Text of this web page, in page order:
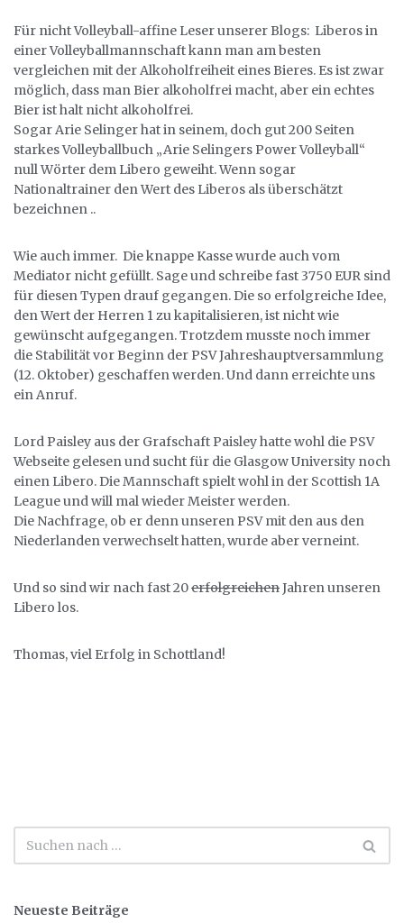
Für nicht Volleyball-affine Leser unserer Blogs: Liberos in
einer Volleyballmannschaft kann man am besten
vergleichen mit der Alkoholfreiheit eines Bieres. Es ist zwar
möglich, dass man Bier alkoholfrei macht, aber ein echtes
Bier ist halt nicht alkoholfrei.
Sogar Arie Selinger hat in seinem, doch gut 200 Seiten
starkes Volleyballbuch „Arie Selingers Power Volleyball“
null Wörter dem Libero geweiht. Wenn sogar
Nationaltrainer den Wert des Liberos als überschätzt
bezeichnen ..
Wie auch immer. Die knappe Kasse wurde auch vom
Mediator nicht gefüllt. Sage und schreibe fast 3750 EUR sind
für diesen Typen drauf gegangen. Die so erfolgreiche Idee,
den Wert der Herren 1 zu kapitalisieren, ist nicht wie
gewünscht aufgegangen. Trotzdem musste noch immer
die Stabilität vor Beginn der PSV Jahreshauptversammlung
(12. Oktober) geschaffen werden. Und dann erreichte uns
ein Anruf.
Lord Paisley aus der Grafschaft Paisley hatte wohl die PSV
Webseite gelesen und sucht für die Glasgow University noch
einen Libero. Die Mannschaft spielt wohl in der Scottish 1A
League und will mal wieder Meister werden.
Die Nachfrage, ob er denn unseren PSV mit den aus den
Niederlanden verwechselt hatten, wurde aber verneint.
Und so sind wir nach fast 20erfolgreichenJahren unseren
Libero los.
Thomas, viel Erfolg in Schottland!
Neueste Beiträge